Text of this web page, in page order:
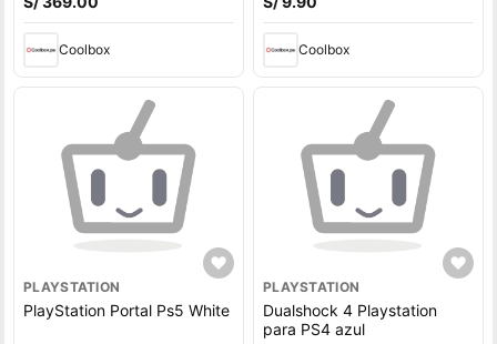
Coolbox Coolbox
PLAYSTATION
PlayStation Portal Ps5 White
PLAYSTATION
Dualshock 4 Playstation
para PS4 azul